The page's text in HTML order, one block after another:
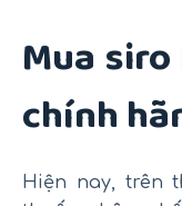
Mua
chính
Hiện nay, trên